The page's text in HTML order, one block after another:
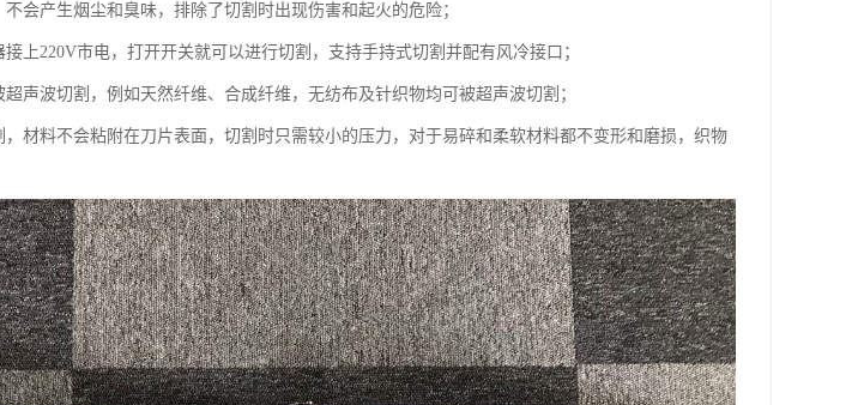
会产生烟尘和臭味，排除了切割时出现伤害和起火的危险；
上220V市电，打开开关就可以进行切割，支持手持式切割并配有风冷接口；
声波切割，例如天然纤维、合成纤维，无纺布及针织物均可被超声波切割；
材料不会粘附在刀片表面，切割时只需较小的压力，对于易碎和柔软材料都不变形和磨损，织物